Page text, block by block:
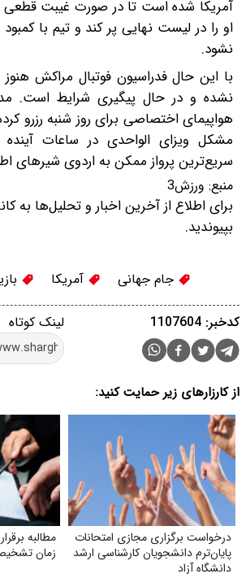
آمریکا شده است تا در صورت غیبت قطعی
او را در لیست نهایی پر کند و تیم با
نشود.
‫با این حال فدراسیون فوتبال مراکش هنوز
نشده و در حال پیگیری شرایط است.
هواپیمای اختصاصی برای روز شنبه رزرو
مشکل ویزای الواحدی در ساعات
سریع‌ترین پرواز ممکن به اردوی شیرهای
منبع: ورزش3
برای اطلاع از آخرین اخبار و تحلیل‌ها به
بپیوندید.
جام جهانی آمریکا
لینک کوتاه کدخبر: 1107604
از کارزارهای زیر حمایت کنید:
درخواست برگزاری مجازی امتحانات
پایان‌ترم دانشجویان کارشناسی ارشد
دانشگاه آزاد
مطالبه
زمان